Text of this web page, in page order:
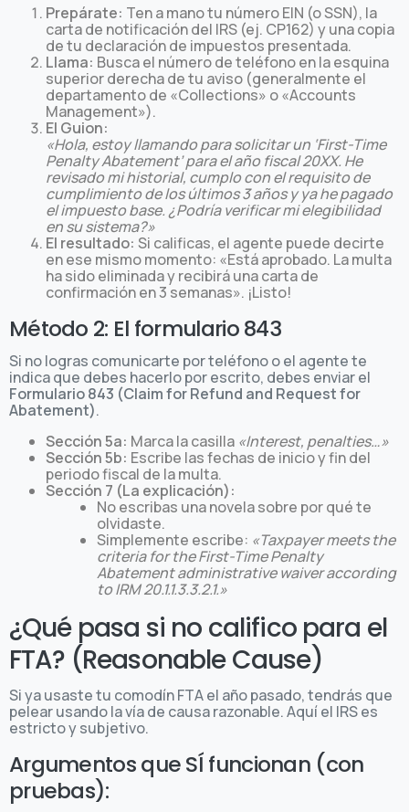
Prepárate: Ten a mano tu número EIN (o SSN), la
carta de notificación del IRS (ej. CP162) y una copia
de tu declaración de impuestos presentada.
Llama: Busca el número de teléfono en la esquina
superior derecha de tu aviso (generalmente el
departamento de «Collections» o «Accounts
Management»).
El Guion:
«Hola, estoy llamando para solicitar un ‘First-Time
Penalty Abatement’ para el año fiscal 20XX. He
revisado mi historial, cumplo con el requisito de
cumplimiento de los últimos 3 años y ya he pagado
el impuesto base. ¿Podría verificar mi elegibilidad
en su sistema?»
El resultado: Si calificas, el agente puede decirte
en ese mismo momento: «Está aprobado. La multa
ha sido eliminada y recibirá una carta de
confirmación en 3 semanas». ¡Listo!
Método 2: El formulario 843
Si no logras comunicarte por teléfono o el agente te
indica que debes hacerlo por escrito, debes enviar el
Formulario 843 (Claim for Refund and Request for
Abatement).
Sección 5a: Marca la casilla «Interest, penalties…»
Sección 5b: Escribe las fechas de inicio y fin del
periodo fiscal de la multa.
Sección 7 (La explicación):
No escribas una novela sobre por qué te
olvidaste.
Simplemente escribe: «Taxpayer meets the
criteria for the First-Time Penalty
Abatement administrative waiver according
to IRM 20.1.1.3.3.2.1.»
¿Qué pasa si no califico para el
FTA? (Reasonable Cause)
Si ya usaste tu comodín FTA el año pasado, tendrás que
pelear usando la vía de causa razonable. Aquí el IRS es
estricto y subjetivo.
Argumentos que SÍ funcionan (con
pruebas):